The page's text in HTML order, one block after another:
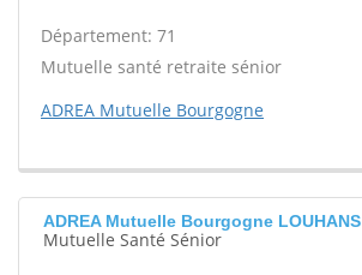
Département: 71
Mutuelle santé retraite sénior
ADREA Mutuelle Bourgogne
ADREA Mutuelle Bourgogne LOUHANS
Mutuelle Santé Sénior